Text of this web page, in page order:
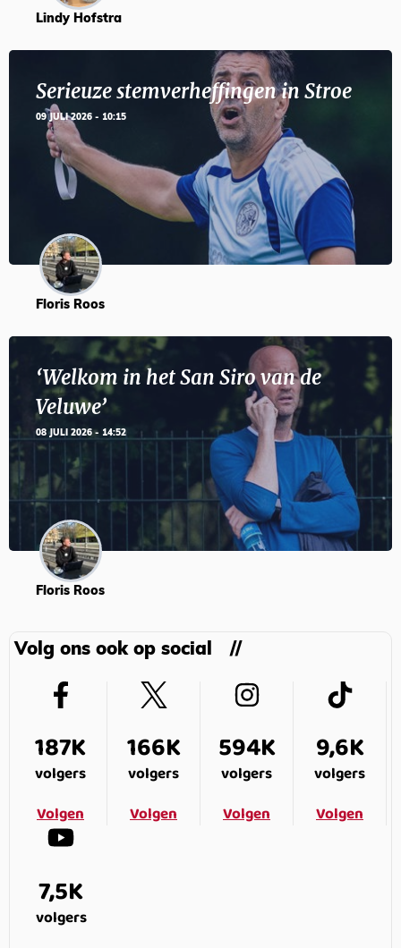
Lindy Hofstra
Serieuze stemverheffingen in Stroe
09 JULI 2026 - 10:15
Floris Roos
‘Welkom in het San Siro van de
Veluwe’
08 JULI 2026 - 14:52
Floris Roos
Volg ons ook op social
187K
volgers
Volgen
166K
volgers
Volgen
594K
volgers
Volgen
9,6K
volgers
Volgen
7,5K
volgers